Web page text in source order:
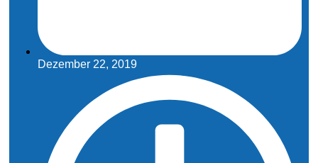
Dezember 22, 2019